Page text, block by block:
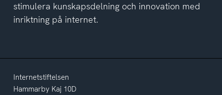
stimulera kunskapsdelning och innovation med
inriktning på internet.
Internetstiftelsen
Hammarby Kaj 10D